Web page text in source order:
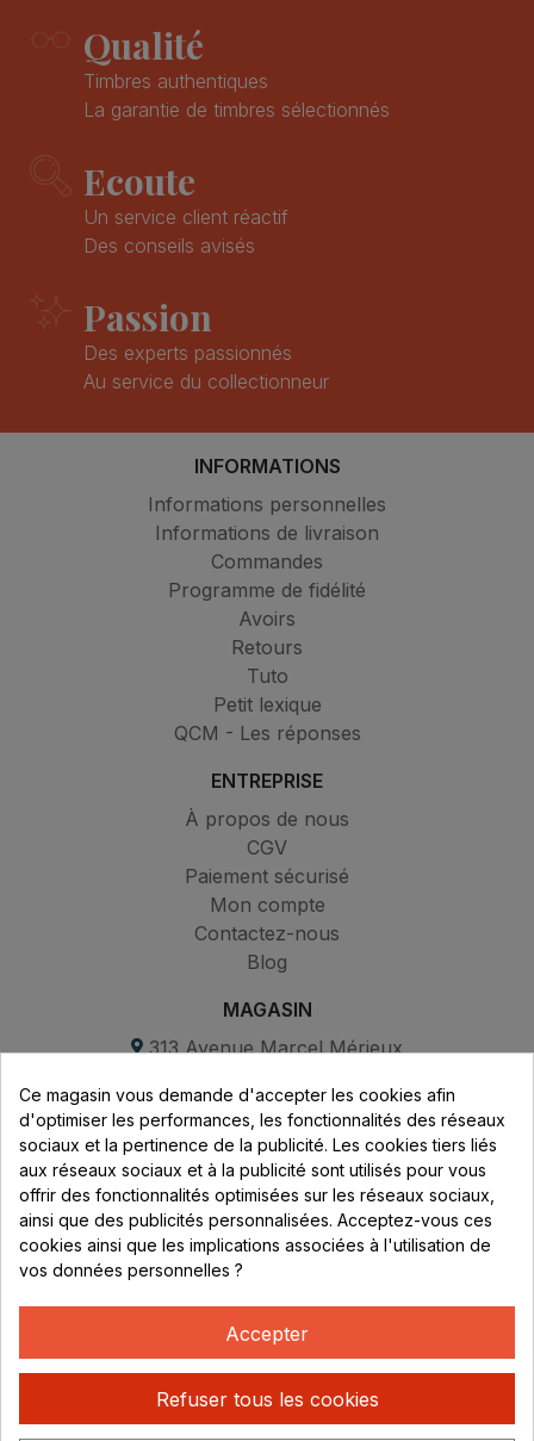
Qualité
Timbres authentiques
La garantie de timbres sélectionnés
Ecoute
Un service client réactif
Des conseils avisés
Passion
Des experts passionnés
Au service du collectionneur
INFORMATIONS
Informations personnelles
Informations de livraison
Commandes
Programme de fidélité
Avoirs
Retours
Tuto
Petit lexique
QCM - Les réponses
ENTREPRISE
À propos de nous
CGV
Paiement sécurisé
Mon compte
Contactez-nous
Blog
MAGASIN
313 Avenue Marcel Mérieux
69530 Brignais
Lundi au vendredi :
8h - 16h
uniquement sur Rendez-vous
CONTACT
04 78 37 00 68
contact@rhonephilatelie.fr
Ce magasin vous demande d'accepter les cookies afin
d'optimiser les performances, les fonctionnalités des réseaux
sociaux et la pertinence de la publicité. Les cookies tiers liés
aux réseaux sociaux et à la publicité sont utilisés pour vous
offrir des fonctionnalités optimisées sur les réseaux sociaux,
ainsi que des publicités personnalisées. Acceptez-vous ces
cookies ainsi que les implications associées à l'utilisation de
vos données personnelles ?
Accepter
Refuser tous les cookies